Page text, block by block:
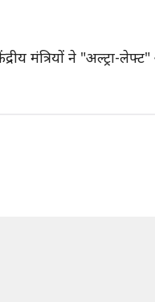
मंत्रियों ने "अल्ट्रा-